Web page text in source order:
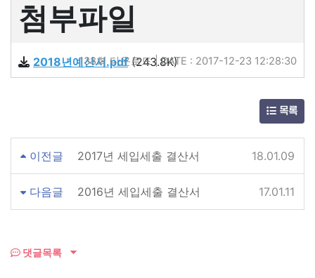
첨부파일
2018년예산서.pdf(243.8K)
138회 다운로드 | DATE : 2017-12-23 12:28:30
목록
이전글 2017년 세입세출 결산서 18.01.09
다음글 2016년 세입세출 결산서 17.01.11
댓글목록